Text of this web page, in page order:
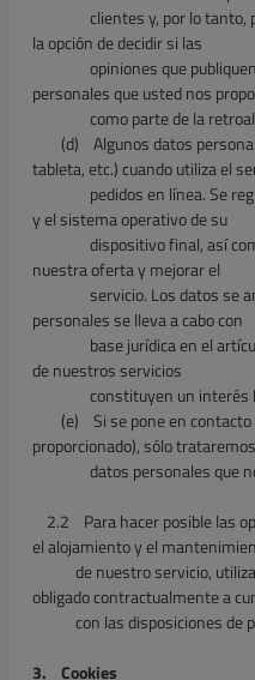
clientes y, por lo
la opción de decidir si las
opiniones que
personales que usted nos
como parte de la
(d)
Algunos datos
tableta, etc.) cuando utiliza el
pedidos en línea. Se
y el sistema operativo de su
dispositivo final, así
nuestra oferta y mejorar el
servicio. Los datos se
personales se lleva a cabo con
base jurídica en el
de nuestros servicios
constituyen un interés
(e)
Si se pone en
proporcionado), sólo
datos personales que
2.2
Para hacer posible las
el alojamiento y el
de nuestro servicio,
obligado contractualmente a
con las disposiciones de
3. Cookies